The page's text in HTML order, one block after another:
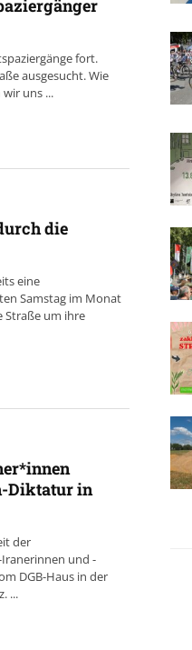
fort.
ausgesucht. Wie
uns ...
die
eine
Samstag im Monat
Straße um ihre
Diktatur in
der
und -
DGB-Haus in der
...